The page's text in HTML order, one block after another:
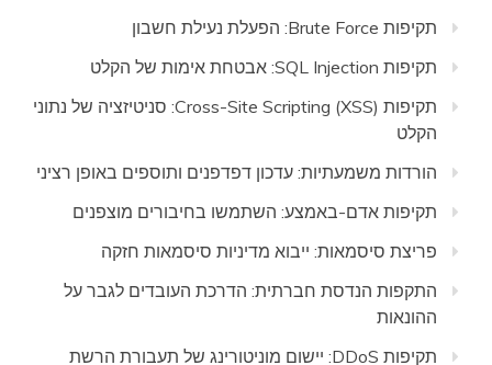
תקיפות Brute Force: הפעלת נעילת חשבון
תקיפות SQL Injection: אבטחת אימות של הקלט
תקיפות Cross-Site Scripting (XSS): סניטיזציה של נתוני
הקלט
הורדות משמעתיות: עדכון דפדפנים ותוספים באופן רציני
תקיפות אדם-באמצע: השתמשו בחיבורים מוצפנים
פריצת סיסמאות: ייבוא מדיניות סיסמאות חזקה
התקפות הנדסת חברתית: הדרכת העובדים לגבר על
ההונאות
תקיפות DDoS: יישום מוניטורינג של תעבורת הרשת